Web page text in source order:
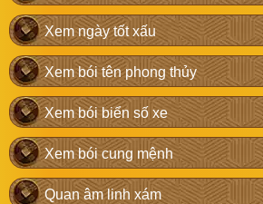
Xem ngày tốt xấu
Xem bói tên phong thủy
Xem bói biển số xe
Xem bói cung mệnh
Quan âm linh xám